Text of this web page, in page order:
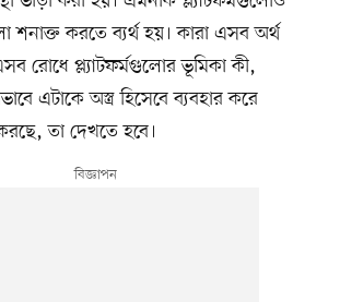
করতে ব্যর্থ হয়। কারা এসব অর্থ
রোধে প্ল্যাটফর্মগুলোর ভূমিকা কী,
এটাকে অস্ত্র হিসেবে ব্যবহার করে
তা দেখতে হবে।